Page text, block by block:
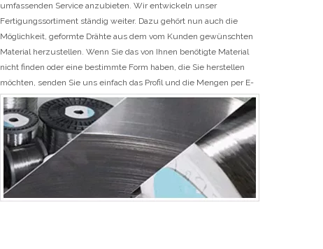
umfassenden Service anzubieten. Wir entwickeln unser
Fertigungssortiment ständig weiter. Dazu gehört nun auch die
Möglichkeit, geformte Drähte aus dem vom Kunden gewünschten
Material herzustellen. Wenn Sie das von Ihnen benötigte Material
nicht finden oder eine bestimmte Form haben, die Sie herstellen
möchten, senden Sie uns einfach das Profil und die Mengen per E-
Mail. Wir unterbreiten Ihnen dann gerne ein Angebot.